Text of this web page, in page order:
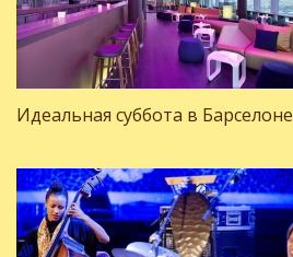
Идеальная суббота в Барселоне